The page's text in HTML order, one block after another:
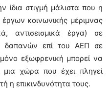
ίδια στιγμή μάλιστα που η
κοινωνικής μέριμνας
αντισεισμικά έργα) σε
δαπανών επί του ΑΕΠ σε
εξωφρενική μπορεί να
μια χώρα που έχει πληγεί
η επικινδυνότητα τους.